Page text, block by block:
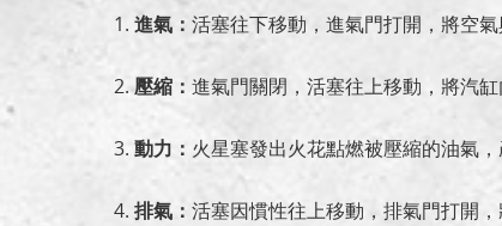
進氣： 活塞往下移動，進氣門打開，將空
壓縮： 進氣門關閉，活塞往上移動，將汽
動力： 火星塞發出火花點燃被壓縮的油氣
排氣： 活塞因慣性往上移動，排氣門打開